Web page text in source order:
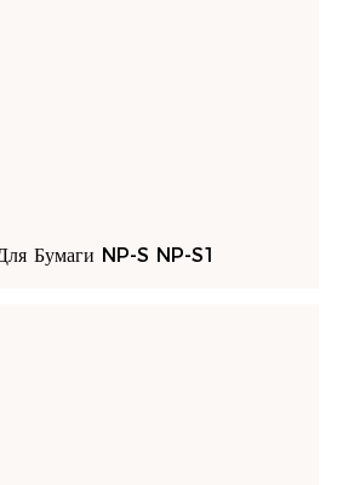
Бумаги NP-S NP-S1